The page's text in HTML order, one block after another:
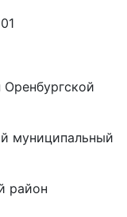
муниципальный
район